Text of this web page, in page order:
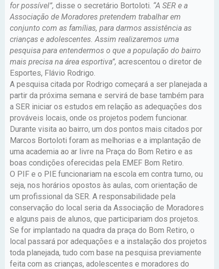
for possível”, disse o secretário Bortoloti. “A SER e a
Associação de Moradores pretendem trabalhar em
conjunto com as famílias, para darmos assistência as
crianças e adolescentes. Assim realizaremos uma
pesquisa para entendermos o que a população do bairro
mais precisa na área esportiva”, acrescentou o diretor de
Esportes, Flávio Rodrigo.
A pesquisa citada por Rodrigo começará a ser planejada a
partir da próxima semana e servirá de base também para
a SER iniciar os estudos em relação as adequações dos
prováveis locais, onde os projetos podem funcionar.
Durante visita ao bairro, um dos pontos mais citados por
Marcos Bortoloti foram as melhorias e a implantação de
uma academia ao ar livre na Praça do Bom Retiro e as
boas condições oferecidas pela EMEF Bom Retiro.
O PIF e o PIE funcionariam na escola em contra turno, ou
seja, nos horários opostos às aulas, com orientação de
um profissional da SER. A responsabilidade pela
conservação do local seria da Associação de Moradores
e alguns pais de alunos, que participariam dos projetos.
Se for implantado na quadra da praça do Bom Retiro, o
local passará por adequações e a instalação dos projetos
toda planejada, tudo com base na pesquisa previamente
feita com as crianças, adolescentes e moradores do